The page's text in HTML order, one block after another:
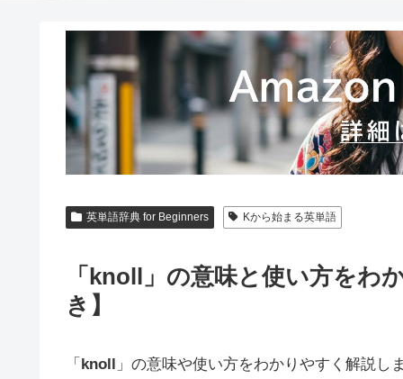
英単語辞典 for Beginners Kから始まる英単語
「knoll」の意味と使い方をわ
き】
「 knoll 」の意味や使い方をわかりやすく解説しま